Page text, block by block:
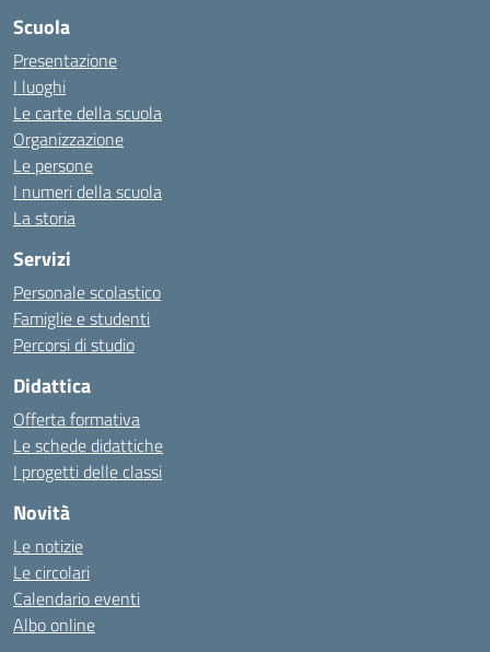
Scuola
Presentazione
I luoghi
Le carte della scuola
Organizzazione
Le persone
I numeri della scuola
La storia
Servizi
Personale scolastico
Famiglie e studenti
Percorsi di studio
Didattica
Offerta formativa
Le schede didattiche
I progetti delle classi
Novità
Le notizie
Le circolari
Calendario eventi
Albo online